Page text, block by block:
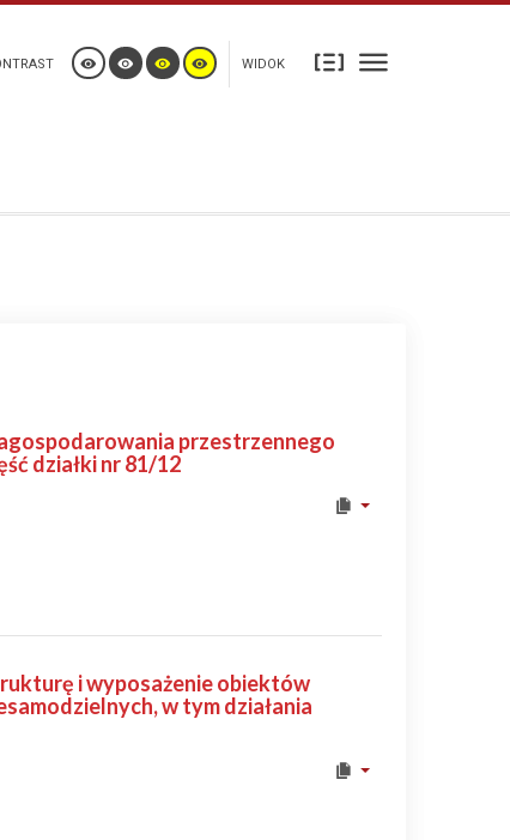
WIDOK
przestrzennego
działki nr 81/12
i wyposażenie obiektów
w tym działania